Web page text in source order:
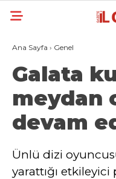
Ana Sayfa › Genel
Galata
meydan
devam
Ünlü dizi
yarattığı etkileyici